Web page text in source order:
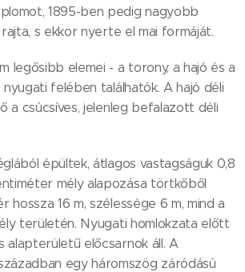
1895-ben pedig nagyobb
s ekkor nyerte el mai formáját.
legősibb elemei - a torony, a hajó és a
felében találhatók. A hajó déli
a csúcsíves, jelenleg befalazott déli
épültek, átlagos vastagságuk 0,8
mély alapozása törtkőből
hossza 16 m, szélessége 6 m, mind a
területén. Nyugati homlokzata előtt
alapterületű előcsarnok áll. A
egy háromszög záródású